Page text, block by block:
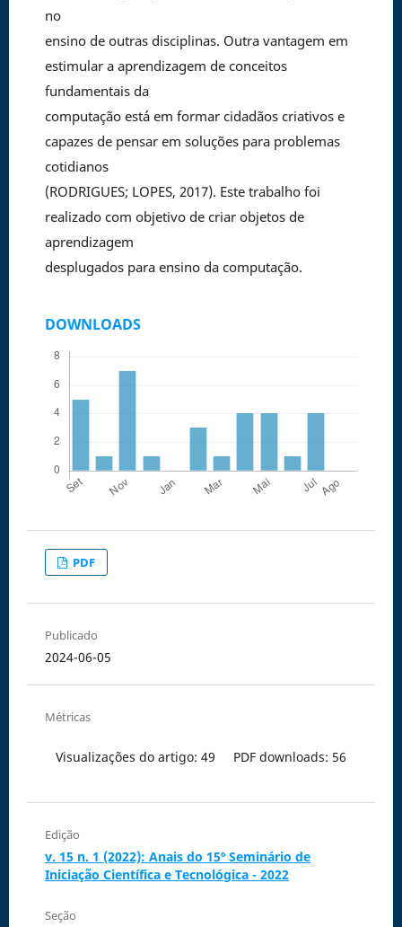
no
ensino de outras disciplinas. Outra vantagem em
estimular a aprendizagem de conceitos
fundamentais da
computação está em formar cidadãos criativos e
capazes de pensar em soluções para problemas
cotidianos
(RODRIGUES; LOPES, 2017). Este trabalho foi
realizado com objetivo de criar objetos de
aprendizagem
desplugados para ensino da computação.
DOWNLOADS
PDF
Publicado
2024-06-05
Métricas
Visualizações do artigo: 49 PDF downloads: 56
Edição
v. 15 n. 1 (2022): Anais do 15º Seminário de
Iniciação Científica e Tecnológica - 2022
Seção